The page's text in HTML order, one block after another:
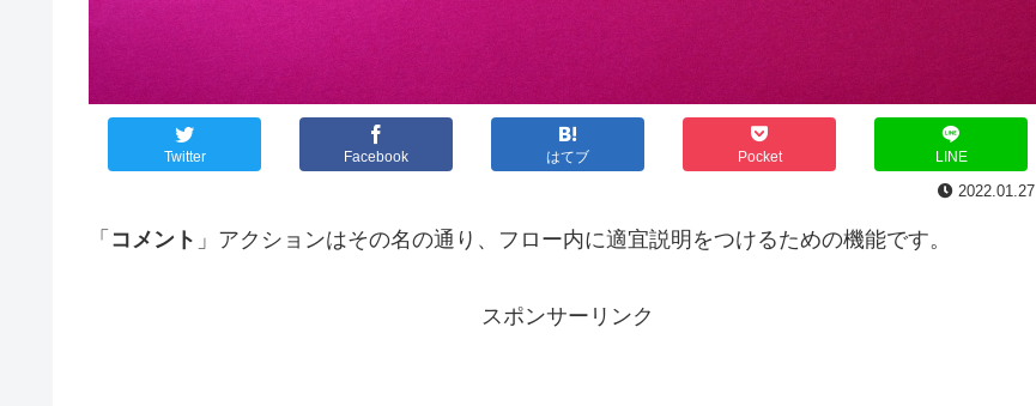
Twitter Facebook はてブ Pocket LINE
2022.01.27
「 コメント 」アクションはその名の通り、フロー内に適宜説明をつけるための機能です。
スポンサーリンク